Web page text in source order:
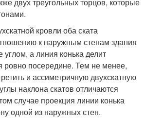
кровли оба ската
к наружным стенам здания
а линия конька делит
ровно посередине. Тем не менее,
и ассиметричную двухскатную
наклона скатов отличаются
случае проекция линии конька
одной из наружных стен.